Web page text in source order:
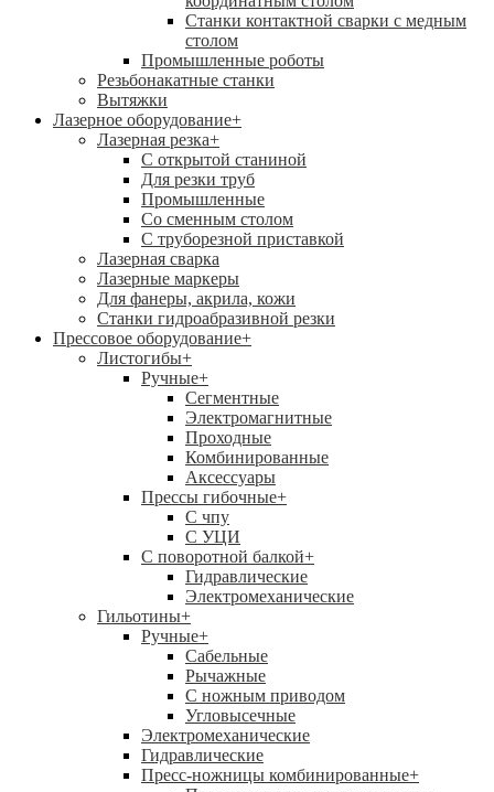
Станки контактной сварки с медным
столом
Промышленные роботы
Резьбонакатные станки
Вытяжки
Лазерное оборудование+
Лазерная резка+
С открытой станиной
Для резки труб
Промышленные
Со сменным столом
С труборезной приставкой
Лазерная сварка
Лазерные маркеры
Для фанеры, акрила, кожи
Станки гидроабразивной резки
Прессовое оборудование+
Листогибы+
Ручные+
Сегментные
Электромагнитные
Проходные
Комбинированные
Аксессуары
Прессы гибочные+
C чпу
С УЦИ
С поворотной балкой+
Гидравлические
Электромеханические
Гильотины+
Ручные+
Сабельные
Рычажные
С ножным приводом
Угловысечные
Электромеханические
Гидравлические
Пресс-ножницы комбинированные+